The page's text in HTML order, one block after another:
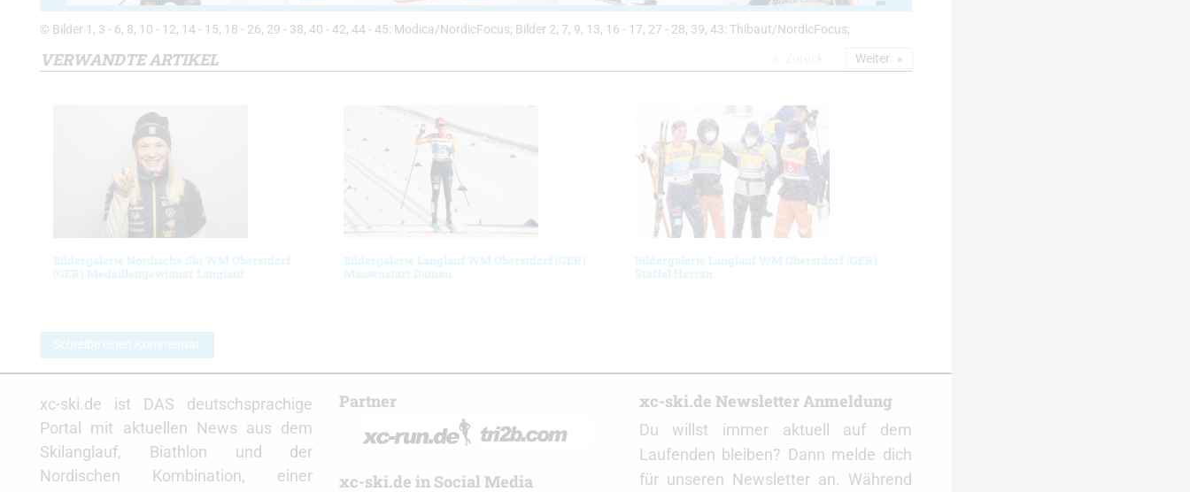
© Bilder 1, 3 - 6, 8, 10 - 12, 14 - 15, 18 - 26, 29 - 38, 40 - 42, 44 - 45: Modica/NordicFocus; Bilder 2, 7, 9, 13, 16 - 17, 27 - 28, 39, 43: Thibaut/NordicFocus;
VERWANDTE ARTIKEL
Bildergalerie Nordische Ski WM Oberstdorf
(GER) Medaillengewinner Langlauf
Bildergalerie Langlauf WM Oberstdorf (GER)
Massenstart Damen
Bildergalerie Langlauf WM Oberstdorf (GER)
Staffel Herren
Weiter
Schreibe einen Kommentar
xc-ski.de ist DAS deutschsprachige
Portal mit aktuellen News aus dem
Skilanglauf, Biathlon und der
Nordischen Kombination, einer
Partner
xc-ski.de in Social Media
xc-ski.de Newsletter Anmeldung
Du willst immer aktuell auf dem
Laufenden bleiben? Dann melde dich
für unseren Newsletter an. Während